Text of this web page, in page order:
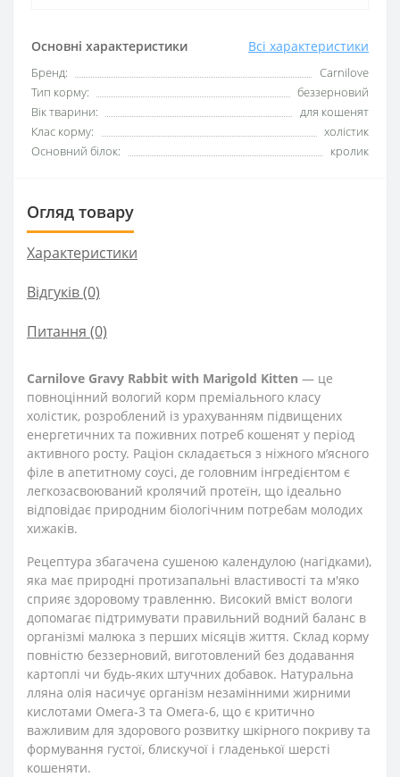
Основні характеристики Всі характеристики
Бренд:
Carnilove
Тип корму:
беззерновий
Вік тварини:
для кошенят
Клас корму:
холістик
Основний білок:
кролик
Огляд товару
Характеристики
Відгуків (0)
Питання (0)
Carnilove Gravy Rabbit with Marigold Kitten — це
повноцінний вологий корм преміального класу
холістик, розроблений із урахуванням підвищених
енергетичних та поживних потреб кошенят у період
активного росту. Раціон складається з ніжного м’ясного
філе в апетитному соусі, де головним інгредієнтом є
легкозасвоюваний кролячий протеїн, що ідеально
відповідає природним біологічним потребам молодих
хижаків.
Рецептура збагачена сушеною календулою (нагідками),
яка має природні протизапальні властивості та м'яко
сприяє здоровому травленню. Високий вміст вологи
допомагає підтримувати правильний водний баланс в
організмі малюка з перших місяців життя. Склад корму
повністю беззерновий, виготовлений без додавання
картоплі чи будь-яких штучних добавок. Натуральна
лляна олія насичує організм незамінними жирними
кислотами Омега-3 та Омега-6, що є критично
важливим для здорового розвитку шкірного покриву та
формування густої, блискучої і гладенької шерсті
кошеняти.